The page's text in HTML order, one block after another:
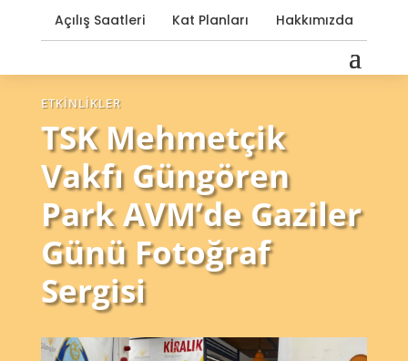
Açılış Saatleri Kat Planları Hakkımızda
ETKINLIKLER
TSK Mehmetçik
Vakfı Güngören
Park AVM’de Gaziler
Günü Fotoğraf
Sergisi